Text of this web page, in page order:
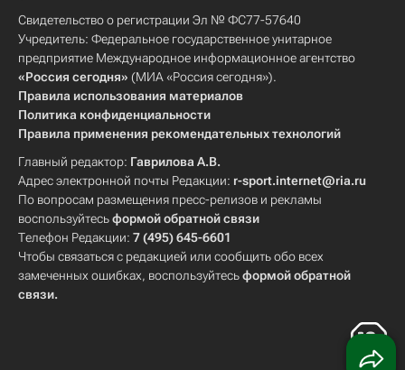
Свидетельство о регистрации Эл № ФС77-57640
Учредитель: Федеральное государственное унитарное
предприятие Международное информационное агентство
«Россия сегодня» (МИА «Россия сегодня»).
Правила использования материалов
Политика конфиденциальности
Правила применения рекомендательных технологий
Главный редактор: Гаврилова А.В.
Адрес электронной почты Редакции: r-sport.internet@ria.ru
По вопросам размещения пресс-релизов и рекламы
воспользуйтесьформой обратной связи
Телефон Редакции: 7 (495) 645-6601
Чтобы связаться с редакцией или сообщить обо всех
замеченных ошибках, воспользуйтесьформой обратной
связи.